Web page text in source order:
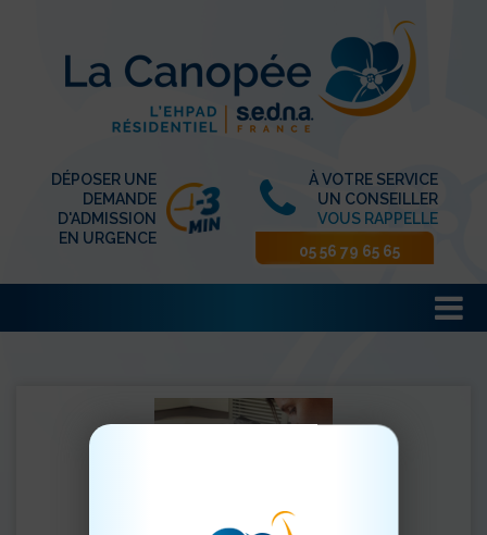
DÉPOSER UNE
DEMANDE
D'ADMISSION
EN URGENCE
À VOTRE SERVICE
UN CONSEILLER
VOUS RAPPELLE
05 56 79 65 65